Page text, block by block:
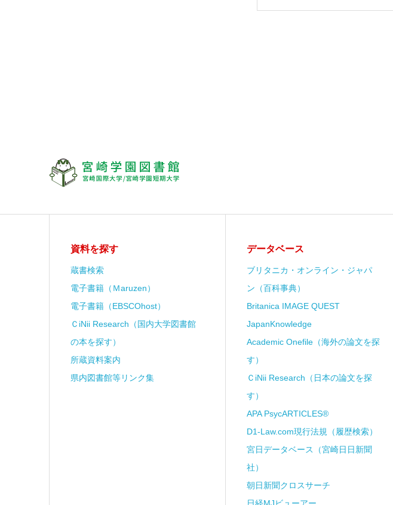
資料を探す
蔵書検索
電子書籍（Ｍaruzen）
電子書籍（EBSCOhost）
ＣiNii Research（国内大学図書館
の本を探す）
所蔵資料案内
県内図書館等リンク集
データベース
ブリタニカ・オンライン・ジャパ
ン（百科事典）
Britanica IMAGE QUEST
JapanKnowledge
Academic Onefile（海外の論文を探
す）
ＣiNii Research（日本の論文を探
す）
APA PsycARTICLES®
D1-Law.com現行法規（履歴検索）
宮日データベース（宮崎日日新聞
社）
朝日新聞クロスサーチ
日経MJビューアー